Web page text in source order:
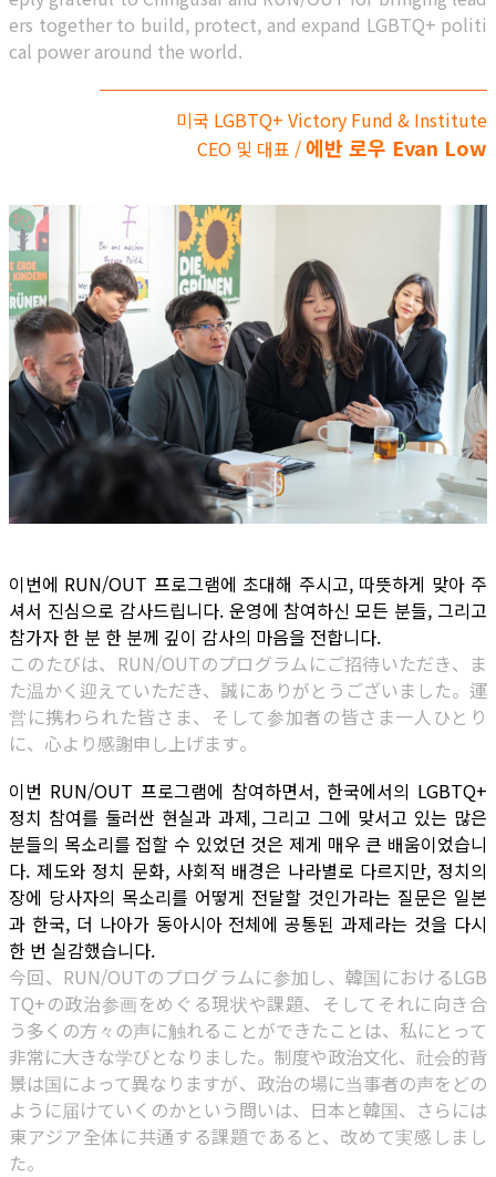
ers together to build, protect, and expand LGBTQ+ politi
cal power around the world.
미국 LGBTQ+ Victory Fund & Institute
CEO 및 대표 /에반 로우 Evan Low
이번에 RUN/OUT 프로그램에 초대해 주시고, 따뜻하게 맞아 주
셔서 진심으로 감사드립니다. 운영에 참여하신 모든 분들, 그리고
참가자 한 분 한 분께 깊이 감사의 마음을 전합니다.
このたびは、RUN/OUTのプログラムにご招待いただき、ま
た温かく迎えていただき、誠にありがとうございました。運
営に携わられた皆さま、そして参加者の皆さま一人ひとり
に、心より感謝申し上げます。
이번 RUN/OUT 프로그램에 참여하면서, 한국에서의 LGBTQ+
정치 참여를 둘러싼 현실과 과제, 그리고 그에 맞서고 있는 많은
분들의 목소리를 접할 수 있었던 것은 제게 매우 큰 배움이었습니
다. 제도와 정치 문화, 사회적 배경은 나라별로 다르지만, 정치의
장에 당사자의 목소리를 어떻게 전달할 것인가라는 질문은 일본
과 한국, 더 나아가 동아시아 전체에 공통된 과제라는 것을 다시
한 번 실감했습니다.
今回、RUN/OUTのプログラムに参加し、韓国におけるLGB
TQ+の政治参画をめぐる現状や課題、そしてそれに向き合
う多くの方々の声に触れることができたことは、私にとって
非常に大きな学びとなりました。制度や政治文化、社会的背
景は国によって異なりますが、政治の場に当事者の声をどの
ように届けていくのかという問いは、日本と韓国、さらには
東アジア全体に共通する課題であると、改めて実感しまし
た。